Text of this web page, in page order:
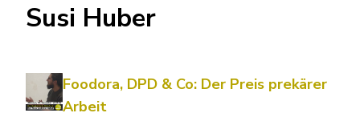
Susi Huber
Foodora, DPD & Co: Der Preis prekärer
Arbeit